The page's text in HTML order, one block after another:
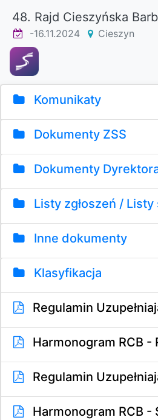
48. Rajd Cieszyńska
-16.11.2024 Cieszyn
Komunikaty
Dokumenty ZSS
Dokumenty
Listy zgłoszeń /
Inne dokumenty
Klasyfikacja
Regulamin
Harmonogram RCB -
Regulamin
Harmonogram RCB -